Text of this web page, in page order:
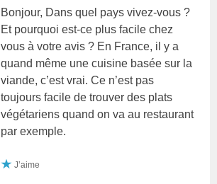
Bonjour, Dans quel pays vivez-vous ?
Et pourquoi est-ce plus facile chez
vous à votre avis ? En France, il y a
quand même une cuisine basée sur la
viande, c’est vrai. Ce n’est pas
toujours facile de trouver des plats
végétariens quand on va au restaurant
par exemple.
J’aime